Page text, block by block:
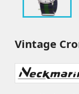
Vintage